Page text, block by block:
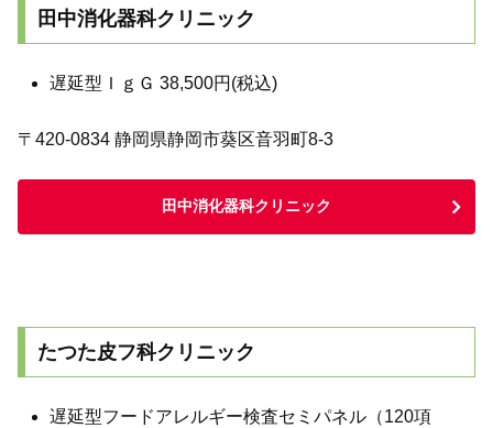
田中消化器科クリニック
遅延型ＩｇＧ 38,500円(税込)
〒420-0834 静岡県静岡市葵区音羽町8-3
田中消化器科クリニック
たつた皮フ科クリニック
遅延型フードアレルギー検査セミパネル（120項